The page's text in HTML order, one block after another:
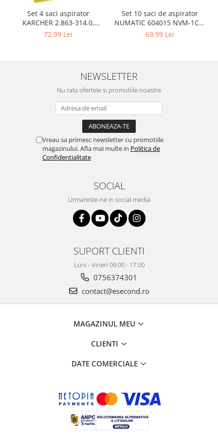
Igiena si ingrijire
Jucarii si Jocuri
Maternitate
Castroane si adapatori animale
Igiena animale de companie
Mobila si transport animale de
PC, Periferice & Software
Componente PC
Retelistica & Supraveghere
Sport & Activitati in aer liber
Accesorii antrenament
Audio HI-FI & Profesionale
Camere video si sport
Set 4 saci aspirator
KARCHER 2.863-314.0,
compatibil cu WD, KWD, SE
72,99 Lei
Set 10 saci de aspirator
NUMATIC 604015 NVM-1CH,
9L
69,99 Lei
NEWSLETTER
Nu rata ofertele si promotiile noastre
Vreau sa primesc newsletter cu promotiile
magazinului. Afla mai multe in Politica de
Confidentialitate
SOCIAL
Urmareste-ne in social media
SUPORT CLIENTI
Luni - Vineri 09:00 - 17:00
0756374301
contact@esecond.ro
MAGAZINUL MEU
CLIENTI
DATE COMERCIALE